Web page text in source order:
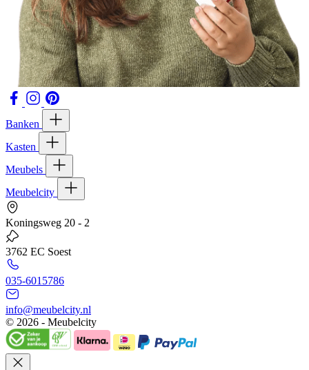
Banken
Kasten
Meubels
Meubelcity
Koningsweg 20 - 2
3762 EC Soest
035-6015786
info@meubelcity.nl
© 2026 - Meubelcity